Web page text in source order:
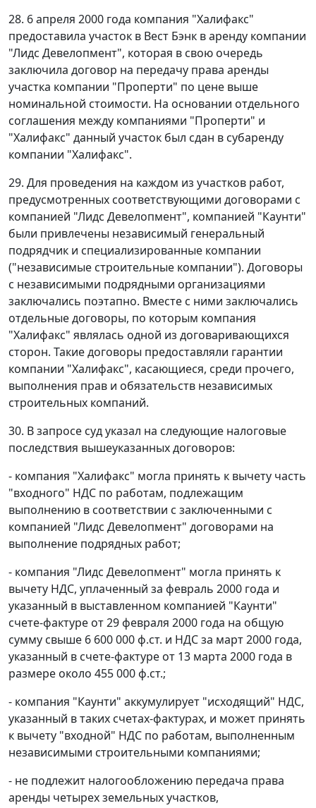
28. 6 апреля 2000 года компания "Халифакс"
предоставила участок в Вест Бэнк в аренду компании
"Лидс Девелопмент", которая в свою очередь
заключила договор на передачу права аренды
участка компании "Проперти" по цене выше
номинальной стоимости. На основании отдельного
соглашения между компаниями "Проперти" и
"Халифакс" данный участок был сдан в субаренду
компании "Халифакс".
29. Для проведения на каждом из участков работ,
предусмотренных соответствующими договорами с
компанией "Лидс Девелопмент", компанией "Каунти"
были привлечены независимый генеральный
подрядчик и специализированные компании
("независимые строительные компании"). Договоры
с независимыми подрядными организациями
заключались поэтапно. Вместе с ними заключались
отдельные договоры, по которым компания
"Халифакс" являлась одной из договаривающихся
сторон. Такие договоры предоставляли гарантии
компании "Халифакс", касающиеся, среди прочего,
выполнения прав и обязательств независимых
строительных компаний.
30. В запросе суд указал на следующие налоговые
последствия вышеуказанных договоров:
- компания "Халифакс" могла принять к вычету часть
"входного" НДС по работам, подлежащим
выполнению в соответствии с заключенными с
компанией "Лидс Девелопмент" договорами на
выполнение подрядных работ;
- компания "Лидс Девелопмент" могла принять к
вычету НДС, уплаченный за февраль 2000 года и
указанный в выставленном компанией "Каунти"
счете-фактуре от 29 февраля 2000 года на общую
сумму свыше 6 600 000 ф.ст. и НДС за март 2000 года,
указанный в счете-фактуре от 13 марта 2000 года в
размере около 455 000 ф.ст.;
- компания "Каунти" аккумулирует "исходящий" НДС,
указанный в таких счетах-фактурах, и может принять
к вычету "входной" НДС по работам, выполненным
независимыми строительными компаниями;
- не подлежит налогообложению передача права
аренды четырех земельных участков,